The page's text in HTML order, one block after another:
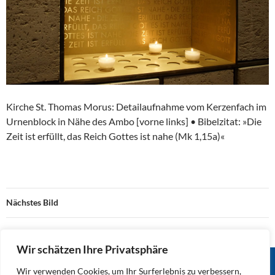
Wir schätzen Ihre Privatsphäre
Wir verwenden Cookies, um Ihr Surferlebnis zu verbessern,
Kirche St. Thomas Morus: Detailaufnahme vom Kerzenfach im
Urnenblock in Nähe des Ambo [vorne links] • Bibelzitat: »Die
Zeit ist erfüllt, das Reich Gottes ist nahe (Mk 1,15a)«
Nächstes Bild